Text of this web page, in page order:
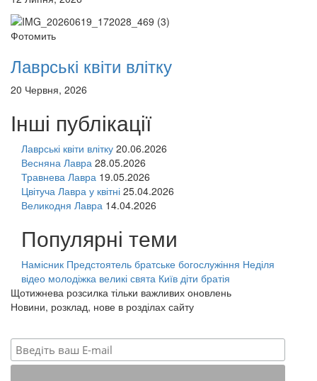
Фотомить
Лаврські квіти влітку
20 Червня, 2026
Інші публікації
Лаврські квіти влітку 20.06.2026
Весняна Лавра 28.05.2026
Травнева Лавра 19.05.2026
Цвітуча Лавра у квітні 25.04.2026
Великодня Лавра 14.04.2026
Популярні теми
Намісник Предстоятель братське богослужіння Неділя
відео молодіжка великі свята Київ діти братія
Щотижнева розсилка тільки важливих оновлень
Новини, розклад, нове в розділах сайту